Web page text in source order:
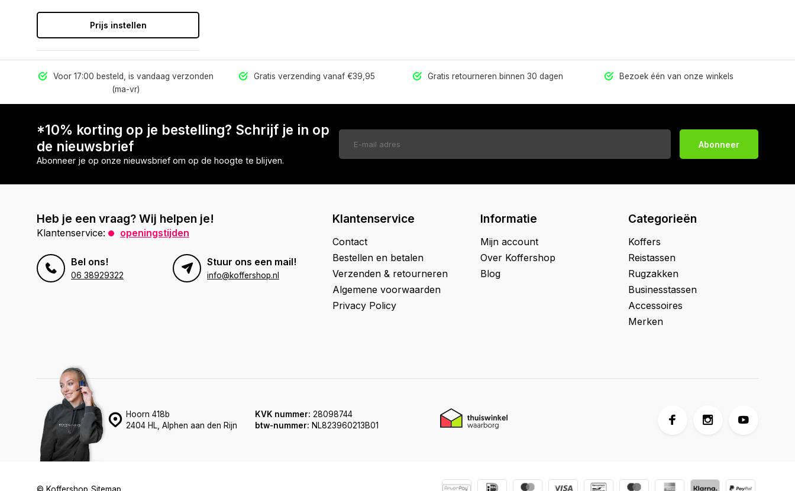
Prijs instellen
Voor 17:00 besteld, is vandaag verzonden
(ma-vr)
Gratis verzending vanaf €39,95 Gratis retourneren binnen 30 dagen Bezoek één van onze winkels
*10% korting op je bestelling? Schrijf je in op
de nieuwsbrief
Abonneer je op onze nieuwsbrief om op de hoogte te blijven.
Abonneer
Heb je een vraag? Wij helpen je!
Klantenservice: openingstijden
Bel ons!
06 38929322
Stuur ons een mail!
info@koffershop.nl
Klantenservice
Contact
Bestellen en betalen
Verzenden & retourneren
Algemene voorwaarden
Privacy Policy
Informatie
Mijn account
Over Koffershop
Blog
Categorieën
Koffers
Reistassen
Rugzakken
Businesstassen
Accessoires
Merken
Hoorn 418b
2404 HL, Alphen aan den Rijn
KVK nummer: 28098744
btw-nummer: NL823960213B01